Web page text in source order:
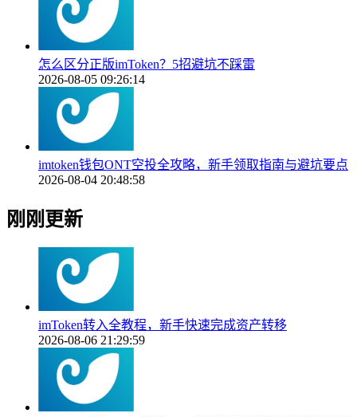
怎么区分正版imToken？5招避坑不踩雷
2026-08-05 09:26:14
imtoken钱包ONT空投全攻略，新手领取指南与避坑要点
2026-08-04 20:48:58
刚刚更新
imToken转入全教程，新手快速完成资产转移
2026-08-06 21:29:59